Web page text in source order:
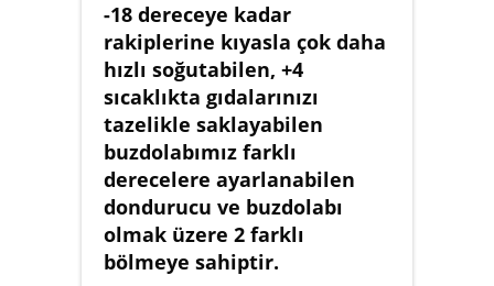
-18 dereceye kadar
rakiplerine kıyasla çok daha
hızlı soğutabilen, +4
sıcaklıkta gıdalarınızı
tazelikle saklayabilen
buzdolabımız farklı
derecelere ayarlanabilen
dondurucu ve buzdolabı
olmak üzere 2 farklı
bölmeye sahiptir.